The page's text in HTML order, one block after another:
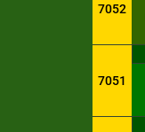
7052
7051